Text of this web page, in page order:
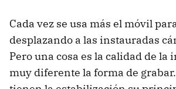
Cada vez se usa más el móvil
desplazando a las instauradas
Pero una cosa es la calidad de la
muy diferente la forma de